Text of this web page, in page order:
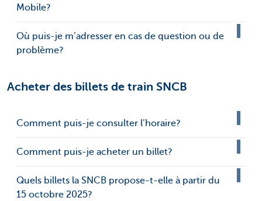
Mobile?
Où puis-je m’adresser en cas de question ou de
problème?
Acheter des billets de train SNCB
Comment puis-je consulter l’horaire?
Comment puis-je acheter un billet?
Quels billets la SNCB propose-t-elle à partir du
15 octobre 2025?